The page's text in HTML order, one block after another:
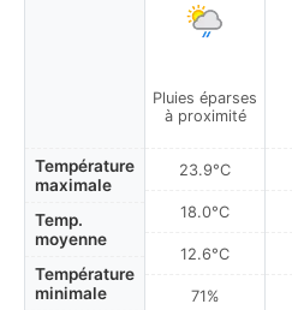
Température
maximale
Temp.
moyenne
Température
minimale
Pluies éparses
à proximité
23.9°C
18.0°C
12.6°C
71%